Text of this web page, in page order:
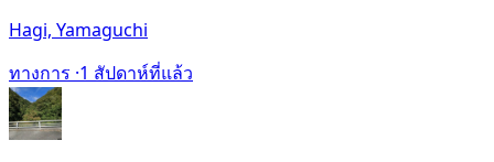
Hagi, Yamaguchi
ทางการ ·1 สัปดาห์ที่แล้ว